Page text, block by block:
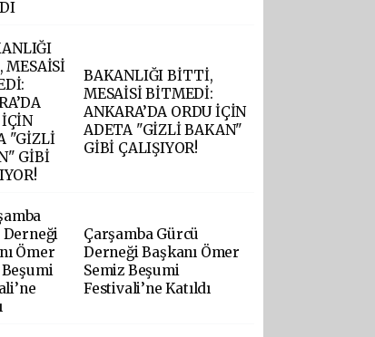
BAKANLIĞI BİTTİ,
MESAİSİ BİTMEDİ:
ANKARA’DA ORDU İÇİN
ADETA "GİZLİ BAKAN"
GİBİ ÇALIŞIYOR!
Çarşamba Gürcü
Derneği Başkanı Ömer
Semiz Beşumi
Festivali’ne Katıldı